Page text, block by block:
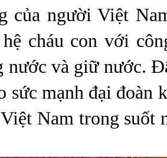
của người Việt
hệ cháu con với
nước và giữ nước.
sức mạnh đại đoàn
Nam trong suốt